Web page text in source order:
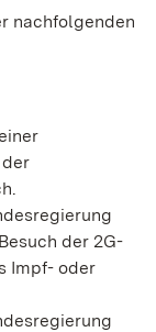
nachfolgenden
der 2G-
Impf- oder